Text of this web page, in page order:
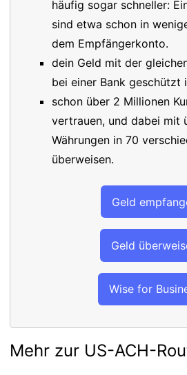
häufig sogar schneller:
sind etwa schon in
dem Empfängerkonto.
dein Geld mit der
bei einer Bank geschützt
schon über 2 Millionen
vertrauen, und dabei mit
Währungen in 70
überweisen.
Geld
Geld
Wise for
Mehr zur US-ACH-